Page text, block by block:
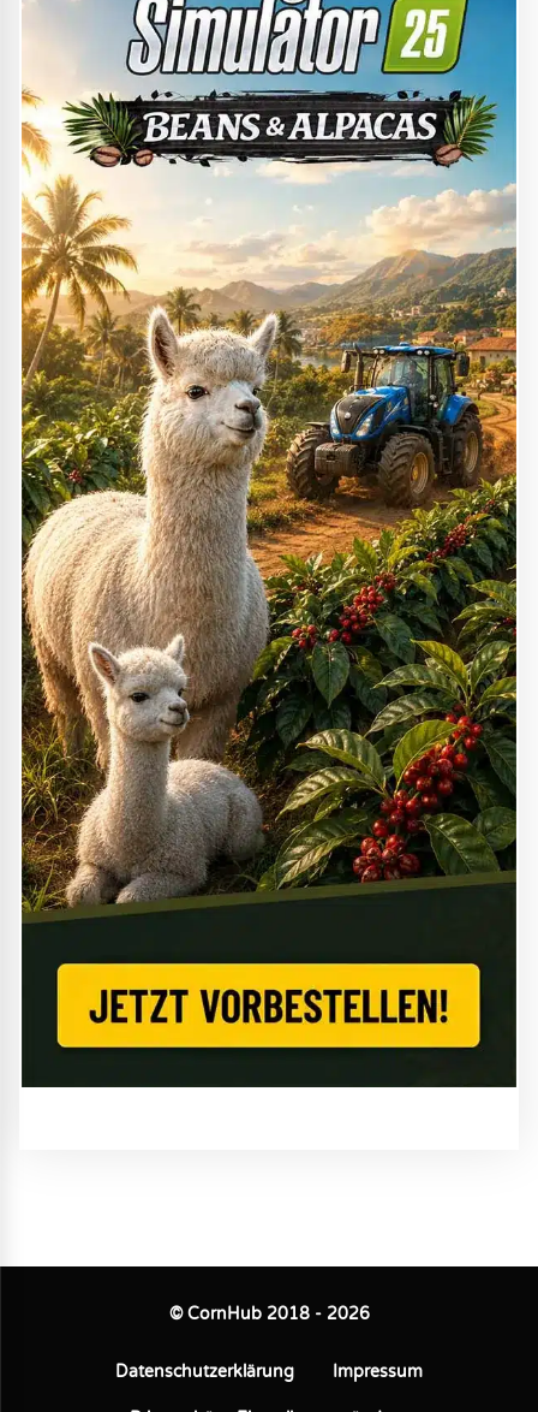
© CornHub 2018 - 2026
Datenschutzerklärung Impressum